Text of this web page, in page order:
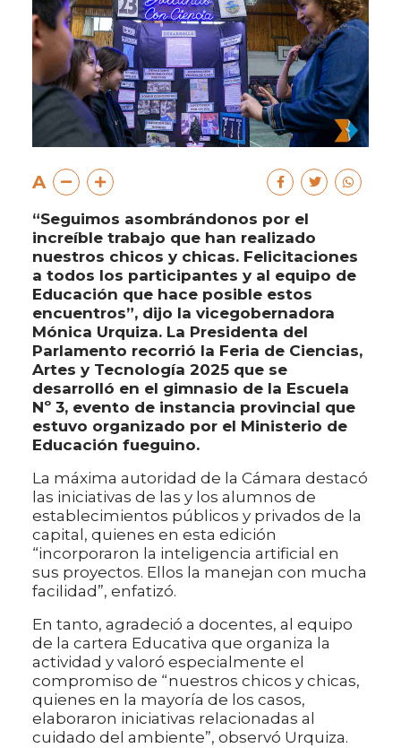
A
“Seguimos asombrándonos por el
increíble trabajo que han realizado
nuestros chicos y chicas. Felicitaciones
a todos los participantes y al equipo de
Educación que hace posible estos
encuentros”, dijo la vicegobernadora
Mónica Urquiza. La Presidenta del
Parlamento recorrió la Feria de Ciencias,
Artes y Tecnología 2025 que se
desarrolló en el gimnasio de la Escuela
Nº 3, evento de instancia provincial que
estuvo organizado por el Ministerio de
Educación fueguino.
La máxima autoridad de la Cámara destacó
las iniciativas de las y los alumnos de
establecimientos públicos y privados de la
capital, quienes en esta edición
“incorporaron la inteligencia artificial en
sus proyectos. Ellos la manejan con mucha
facilidad”, enfatizó.
En tanto, agradeció a docentes, al equipo
de la cartera Educativa que organiza la
actividad y valoró especialmente el
compromiso de “nuestros chicos y chicas,
quienes en la mayoría de los casos,
elaboraron iniciativas relacionadas al
cuidado del ambiente”, observó Urquiza.